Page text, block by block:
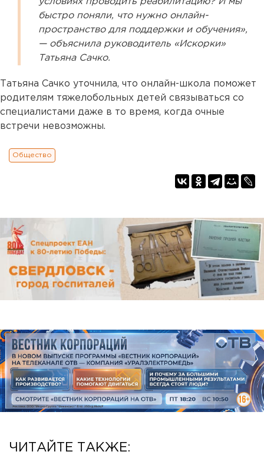
быстро поняли, что нужно онлайн-
пространство для поддержки и обучения»,
— объяснила руководитель «Искорки»
Татьяна Сачко.
Татьяна Сачко уточнила, что онлайн-школа поможет
родителям тяжелобольных детей связываться со
специалистами даже в то время, когда очные
встречи невозможны.
Общество
ЧИТАЙТЕ ТАКЖЕ: